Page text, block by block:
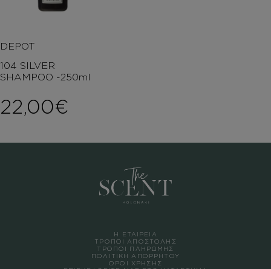
DEPOT
104 SILVER
SHAMPOO -250ml
22,00€
Η ΕΤΑΙΡΕΙΑ
ΤΡΟΠΟΙ ΑΠΟΣΤΟΛΗΣ
ΤΡΟΠΟΙ ΠΛΗΡΩΜΗΣ
ΠΟΛΙΤΙΚΗ ΑΠΟΡΡΗΤΟΥ
ΟΡΟΙ ΧΡΗΣΗΣ